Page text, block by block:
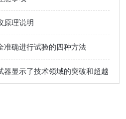
原理说明
准确进行试验的四种方法
器显示了技术领域的突破和超越